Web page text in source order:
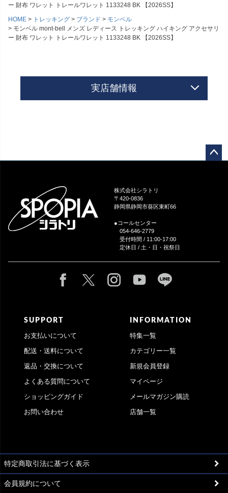
ー 財布 ワレット トレールワレット 1133248 BK 【2026SS】
HOME
トレッキング ブランド
モンベル
モンベル mont-bell メンズ レディース トレッキング ハイキング アクセサリ
ー 財布 ワレット トレールワレット 1133248 BK 【2026SS】
実店舗情報
株式会社シラトリ
〒420-0836
静岡県静岡市葵区東町66
●コールセンター
054-646-2779
受付時間 / 11:00-17:00
定休日 / 土・日・祝祭日
SUPPORT
お支払いについて
配送・送料について
返品・交換について
よくある質問について
ショッピングガイド
お問い合わせ
INFORMATION
特集一覧
カテゴリー一覧
新規会員登録
マイページ
メールマガジン購読
店舗一覧
特定商取引法に基づく表示
会員規約について